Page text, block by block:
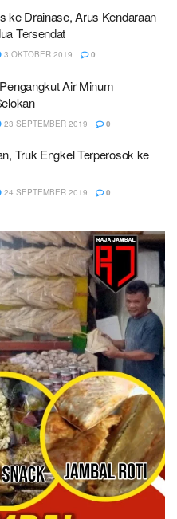
ke Drainase, Arus Kendaraan
Tersendat
3 OKTOBER 2019 0
Air Minum
23 SEPTEMBER 2019 0
Truk Engkel Terperosok ke
24 SEPTEMBER 2019 0